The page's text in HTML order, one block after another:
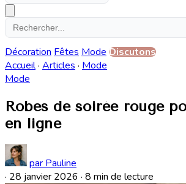
Décoration Fêtes Mode Discutons
Accueil· Articles · Mode
Mode
Robes de soirée rouge
en ligne
par Pauline
· 28 janvier 2026 · 8 min de lecture